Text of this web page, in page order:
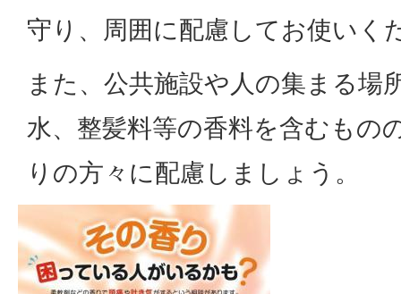
守り、周囲に配慮してお使いく
また、公共施設や人の集まる場
水、整髪料等の香料を含むもの
りの方々に配慮しましょう。